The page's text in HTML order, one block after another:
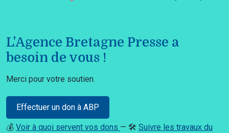
L'Agence Bretagne Presse a
besoin de vous !
Merci pour votre soutien.
Effectuer un don à ABP
💰 Voir à quoi servent vos dons — 🛠️ Suivre les travaux du